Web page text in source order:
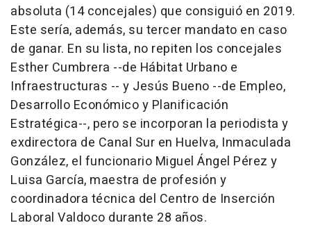
absoluta (14 concejales) que consiguió en 2019.
Este sería, además, su tercer mandato en caso
de ganar. En su lista, no repiten los concejales
Esther Cumbrera --de Hábitat Urbano e
Infraestructuras -- y Jesús Bueno --de Empleo,
Desarrollo Económico y Planificación
Estratégica--, pero se incorporan la periodista y
exdirectora de Canal Sur en Huelva, Inmaculada
González, el funcionario Miguel Ángel Pérez y
Luisa García, maestra de profesión y
coordinadora técnica del Centro de Inserción
Laboral Valdoco durante 28 años.